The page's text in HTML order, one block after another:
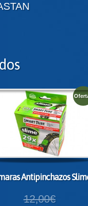
Antipinchazos
12,00€